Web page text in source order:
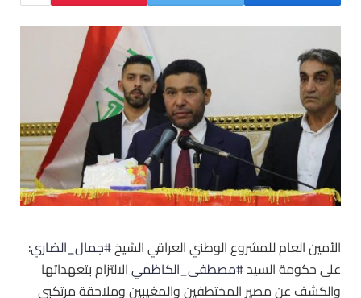
الأمين العام للمشروع الوطني العراقي الشيخ#جمال_الضاري:
على حكومة السيد#مصطفى_الكاظميالالتزام بتعهداتها
والكشف عن مصير المختطفين والمغيبين وملاحقة مرتكبي